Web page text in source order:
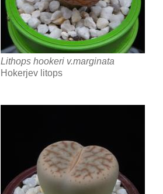
Lithops hookeri v.marginata
Hokerjev litops